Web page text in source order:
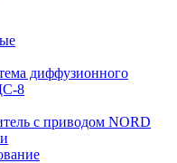
диффузионного
8
с приводом NORD